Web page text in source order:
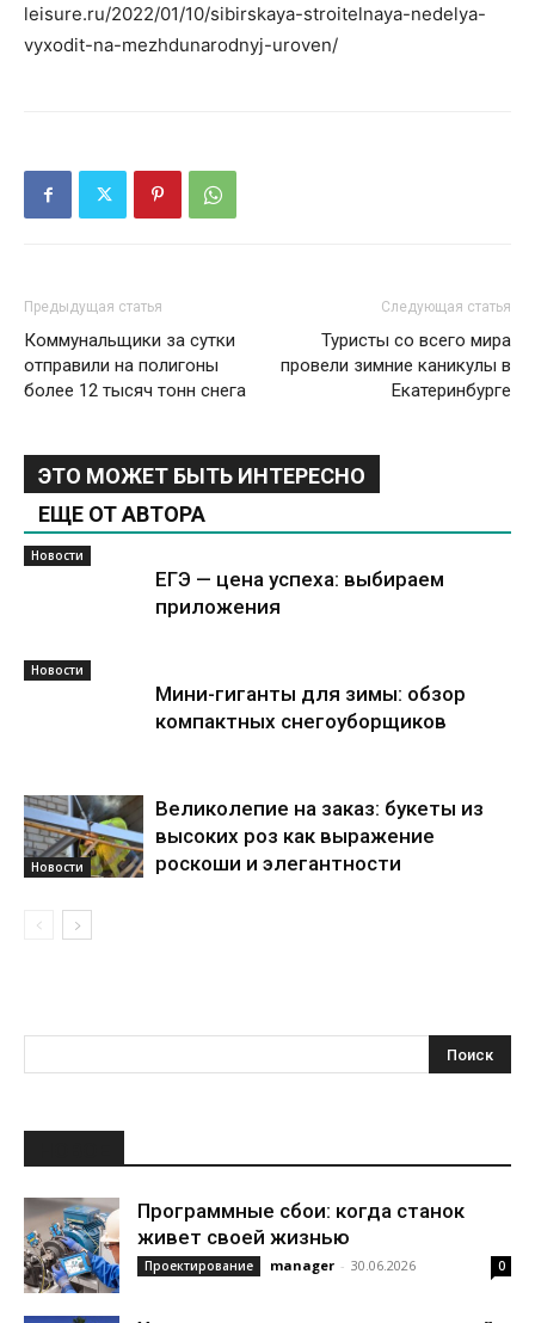
leisure.ru/2022/01/10/sibirskaya-stroitelnaya-nedelya-
vyxodit-na-mezhdunarodnyj-uroven/
Предыдущая статья
Коммунальщики за сутки
отправили на полигоны
более 12 тысяч тонн снега
Следующая статья
Туристы со всего мира
провели зимние каникулы в
Екатеринбурге
ЭТО МОЖЕТ БЫТЬ ИНТЕРЕСНО
ЕЩЕ ОТ АВТОРА
Новости
ЕГЭ — цена успеха: выбираем
приложения
Новости
Мини-гиганты для зимы: обзор
компактных снегоуборщиков
Новости
Великолепие на заказ: букеты из
высоких роз как выражение
роскоши и элегантности
Программные сбои: когда станок
живет своей жизнью
Проектирование manager - 30.06.2026 0